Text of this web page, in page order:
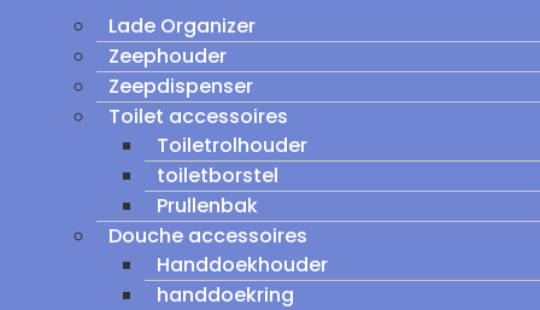
Lade Organizer
Zeephouder
Zeepdispenser
Toilet accessoires
Toiletrolhouder
toiletborstel
Prullenbak
Douche accessoires
Handdoekhouder
handdoekring